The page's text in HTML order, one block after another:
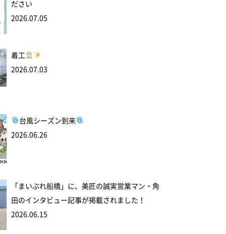
ださい
2026.07.05
着工
2026.07.03
台風シーズン到来
2026.06.26
「まいぷれ船橋」に、美匠の誠実営業マン・角
田のインタビュー記事が掲載されました！
2026.06.15